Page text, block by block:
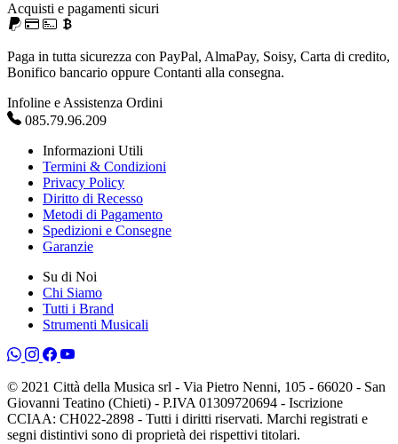
Acquisti e pagamenti sicuri
Paga in tutta sicurezza con PayPal, AlmaPay, Soisy, Carta di credito,
Bonifico bancario oppure Contanti alla consegna.
Infoline e Assistenza Ordini
085.79.96.209
Informazioni Utili
Termini & Condizioni
Privacy Policy
Diritto di Recesso
Metodi di Pagamento
Spedizioni e Consegne
Garanzie
Su di Noi
Chi Siamo
Tutti i Brand
Strumenti Musicali
© 2021 Città della Musica srl - Via Pietro Nenni, 105 - 66020 - San
Giovanni Teatino (Chieti) - P.IVA 01309720694 - Iscrizione
CCIAA: CH022-2898 - Tutti i diritti riservati. Marchi registrati e
segni distintivi sono di proprietà dei rispettivi titolari.